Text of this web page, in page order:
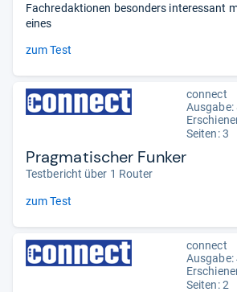
Fachredaktionen besonders interessant
eines
zum Test
connect
Seiten: 3
Pragmatischer Funker
Testbericht über 1 Router
zum Test
connect
Seiten: 2